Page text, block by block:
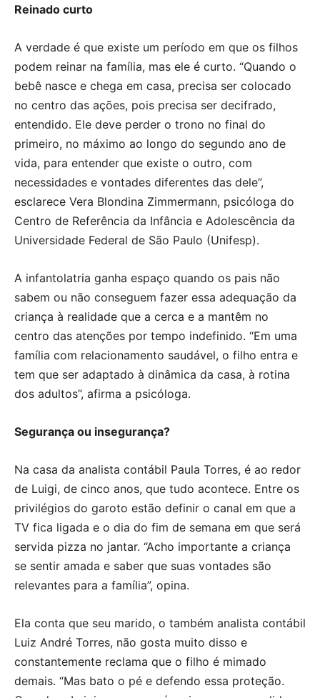
Reinado curto
A verdade é que existe um período em que os filhos
podem reinar na família, mas ele é curto. “Quando o
bebê nasce e chega em casa, precisa ser colocado
no centro das ações, pois precisa ser decifrado,
entendido. Ele deve perder o trono no final do
primeiro, no máximo ao longo do segundo ano de
vida, para entender que existe o outro, com
necessidades e vontades diferentes das dele”,
esclarece Vera Blondina Zimmermann, psicóloga do
Centro de Referência da Infância e Adolescência da
Universidade Federal de São Paulo (Unifesp).
A infantolatria ganha espaço quando os pais não
sabem ou não conseguem fazer essa adequação da
criança à realidade que a cerca e a mantêm no
centro das atenções por tempo indefinido. “Em uma
família com relacionamento saudável, o filho entra e
tem que ser adaptado à dinâmica da casa, à rotina
dos adultos”, afirma a psicóloga.
Segurança ou insegurança?
Na casa da analista contábil Paula Torres, é ao redor
de Luigi, de cinco anos, que tudo acontece. Entre os
privilégios do garoto estão definir o canal em que a
TV fica ligada e o dia do fim de semana em que será
servida pizza no jantar. “Acho importante a criança
se sentir amada e saber que suas vontades são
relevantes para a família”, opina.
Ela conta que seu marido, o também analista contábil
Luiz André Torres, não gosta muito disso e
constantemente reclama que o filho é mimado
demais. “Mas bato o pé e defendo essa proteção.